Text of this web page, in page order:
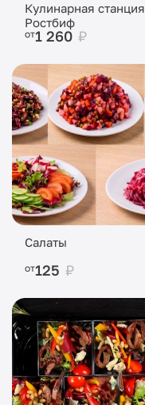
Кулинарная станция
Ростбиф
от1 260 ₽
Салаты
от125 ₽